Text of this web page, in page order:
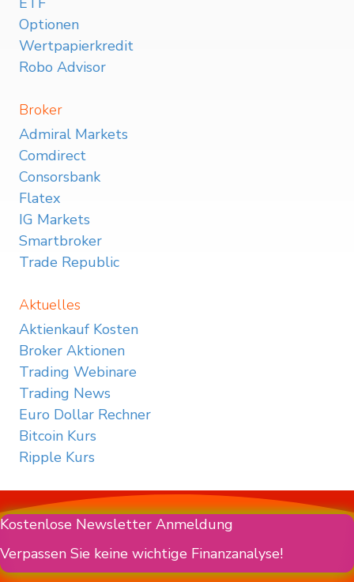
Optionen
Wertpapierkredit
Robo Advisor
Broker
Admiral Markets
Comdirect
Consorsbank
Flatex
IG Markets
Smartbroker
Trade Republic
Aktuelles
Aktienkauf Kosten
Broker Aktionen
Trading Webinare
Trading News
Euro Dollar Rechner
Bitcoin Kurs
Ripple Kurs
Kostenlose Newsletter Anmeldung
Verpassen Sie keine wichtige Finanzanalyse!